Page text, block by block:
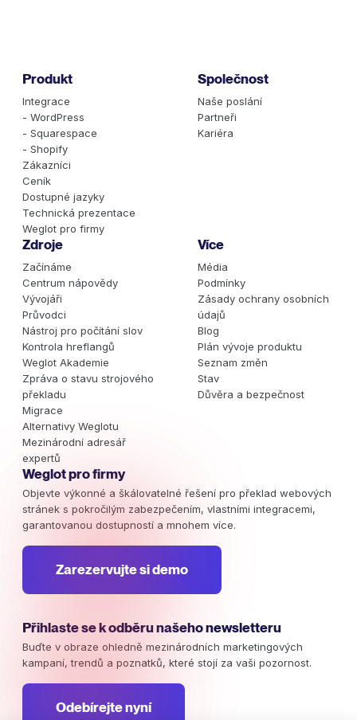
Produkt
Integrace
- WordPress
- Squarespace
- Shopify
Zákazníci
Ceník
Dostupné jazyky
Technická prezentace
Weglot pro firmy
Společnost
Naše poslání
Partneři
Kariéra
Zdroje
Začínáme
Centrum nápovědy
Vývojáři
Průvodci
Nástroj pro počítání slov
Kontrola hreflangů
Weglot Akademie
Zpráva o stavu strojového
překladu
Migrace
Alternativy Weglotu
Mezinárodní adresář
expertů
Více
Média
Podmínky
Zásady ochrany osobních
údajů
Blog
Plán vývoje produktu
Seznam změn
Stav
Důvěra a bezpečnost
Weglot pro firmy
Objevte výkonné a škálovatelné řešení pro překlad webových
stránek s pokročilým zabezpečením, vlastními integracemi,
garantovanou dostupností a mnohem více.
Zarezervujte si demo
Přihlaste se k odběru našeho newsletteru
Buďte v obraze ohledně mezinárodních marketingových
kampaní, trendů a poznatků, které stojí za vaši pozornost.
Odebírejte nyní